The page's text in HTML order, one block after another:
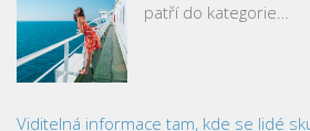
patří do kategorie…
Viditelná informace tam, kde se lidé